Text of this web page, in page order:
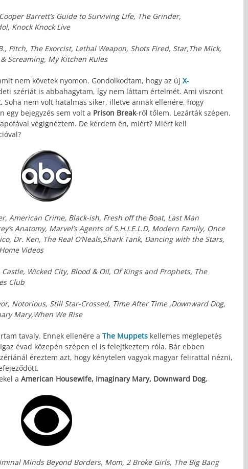
Barrett’s Guide to Surviving Life, The Grinder,
Knock Knock Live
Pitch, The Exorcist, Lethal Weapon, Shots Fired, Star,The Mick,
Screaming, My Kitchen Rules
nem követek nyomon. Gondolkodtam, hogy az új X-
szériát is abbahagytam, így nem láttam értelmét. Ami viszont
Soha nem volt hatalmas siker, illetve annak ellenére, hogy
egy bejegyzés sem volt a Prison Break-ről tőlem. Lezárták szépen.
végignéztem. De kérdem én, miért? Miért kell
American Crime, Black-ish, Fresh off the Boat, Last Man
Anatomy, Marvel’s Agents of S.H.I.E.L.D, Modern Family, Once
Dr. Ken, The Real O’Neals,Shark Tank, Dancing with the Stars,
Videos
Wicked City, Blood & Oil, Of Kings and Prophets, The
Club
Notorious, Still Star-Crossed, Time After Time ,Downward Dog,
Mary,When We Rise
tavaly. Ennek ellenére a The Muppets kellemes meglepetés
évad közepén szépen el is felejtkeztem róla. Bár ebben
éreztem azt, hogy kénytelen vagyok magyar felirattal nézni,
a American Housewife, Imaginary Mary, Downward Dog.
Minds Beyond Borders, Mom, 2 Broke Girls, The Big Bang